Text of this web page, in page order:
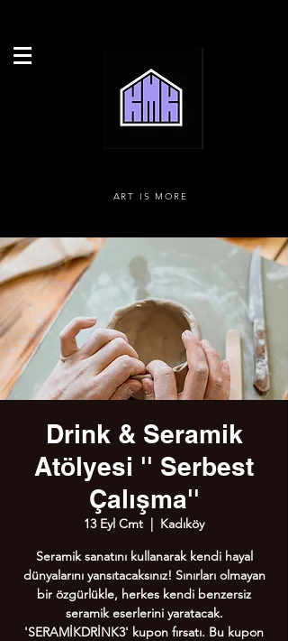
ART IS MORE
Drink & Seramik
Atölyesi '' Serbest
Çalışma''
13 Eyl Cmt
  |
Kadıköy
Seramik sanatını kullanarak kendi hayal
dünyalarını yansıtacaksınız! Sınırları olmayan
bir özgürlükle, herkes kendi benzersiz
seramik eserlerini yaratacak.
'SERAMİKDRİNK3' kupon fırsatı. Bu kupon